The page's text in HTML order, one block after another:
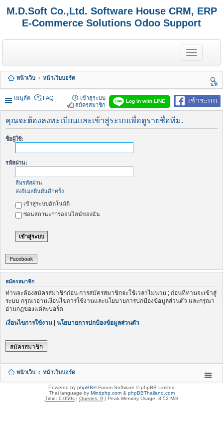
M.D.Soft Co.,Ltd. Software House CRM, ERP
E-Commerce Solutions Odoo Support
T
o
g
e
n
a
v
g
หน้าเว็บ
หน้าเว็บบอร์ด
นห
า
เมนูลัด
เข้าระบบ
Log in with LINE
FAQ
เข้าสู่ระบบ
สมัครสมาชิก
คุณจะต้องลงทะเบียนและเข้าสู่ระบบเพื่อดูรายชื่อทีม.
ชื่อผู้ใช้:
รหัสผ่าน:
ลืมรหัสผ่าน
ส่งอีเมลยืนยันอีกครั้ง
เข้าสู่ระบบอัตโนมัติ
ซ่อนสถานะการออนไลน์ของฉัน
Facebook
สมัครสมาชิก
ท่านจะต้องสมัครสมาชิกก่อน การสมัครสมาชิกจะใช้เวลาไม่นาน ; ก่อนที่ท่านจะเข้าสู่
ระบบ กรุณาอ่านเงื่อนไขการใช้งานและนโยบายการปกป้องข้อมูลส่วนตัว และกรุณา
อ่านกฎของแต่ละบอร์ด
เงื่อนไขการใช้งาน| นโยบายการปกป้องข้อมูลส่วนตัว
สมัครสมาชิก
หน้าเว็บ หน้าเว็บบอร์ด
Powered by phpBB® Forum Software © phpBB Limited
Thai language by Mindphp.com& phpBBThailand.com
Time: 0.059s| Queries: 9 | Peak Memory Usage: 3.52 MiB